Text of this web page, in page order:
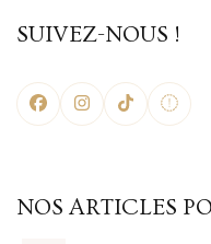
SUIVEZ-NOUS !
NOS ARTICLES